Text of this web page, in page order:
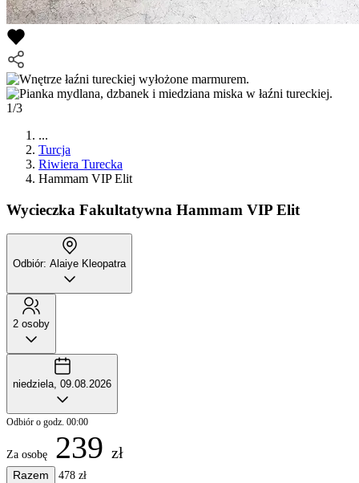
1/3
...
Turcja
Riwiera Turecka
Hammam VIP Elit
Wycieczka Fakultatywna Hammam VIP Elit
Odbiór: Alaiye Kleopatra
2 osoby
niedziela, 09.08.2026
Odbiór o godz. 00:00
Za osobę 239 zł
Razem 478 zł